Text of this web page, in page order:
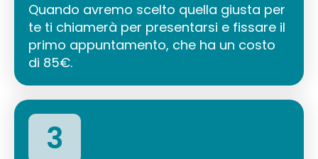
Quando avremo scelto quella giusta per
te ti chiamerà per presentarsi e fissare il
primo appuntamento, che ha un costo
di 85€.
3